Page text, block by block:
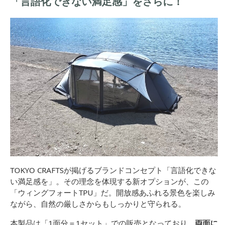
TOKYO CRAFTSが掲げるブランドコンセプト「言語化できな
い満足感を」。その理念を体現する新オプションが、この
「ウィングフォートTPU」だ。開放感あふれる景色を楽しみ
ながら、自然の厳しさからもしっかりと守られる。